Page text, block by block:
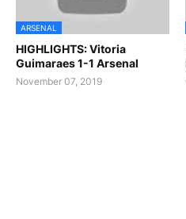
ARSENAL
HIGHLIGHTS: Vitoria
Guimaraes 1-1 Arsenal
November 07, 2019